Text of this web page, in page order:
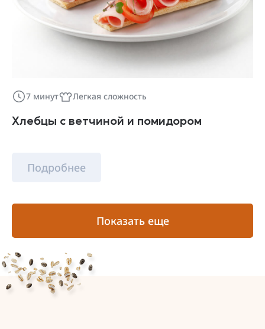
7 минут Легкая сложность
Хлебцы с ветчиной и помидором
Подробнее
Показать еще